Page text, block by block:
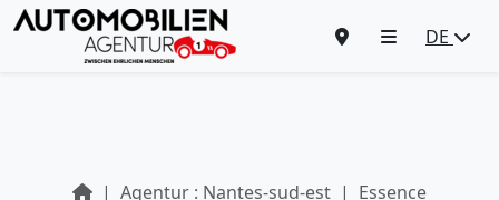
DE
Agentur : Nantes-sud-est Essence